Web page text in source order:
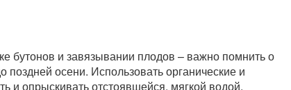
бутонов и завязывании плодов – важно помнить о
осени. Использовать органические и
и опрыскивать отстоявшейся, мягкой водой.